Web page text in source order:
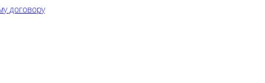
договору